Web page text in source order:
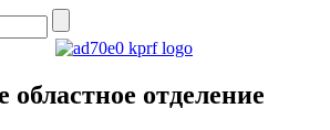
областное отделение